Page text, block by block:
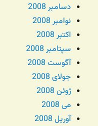
دسامبر 2008
نوامبر 2008
اکتبر 2008
سپتامبر 2008
آگوست 2008
جولای 2008
ژوئن 2008
می 2008
آوریل 2008